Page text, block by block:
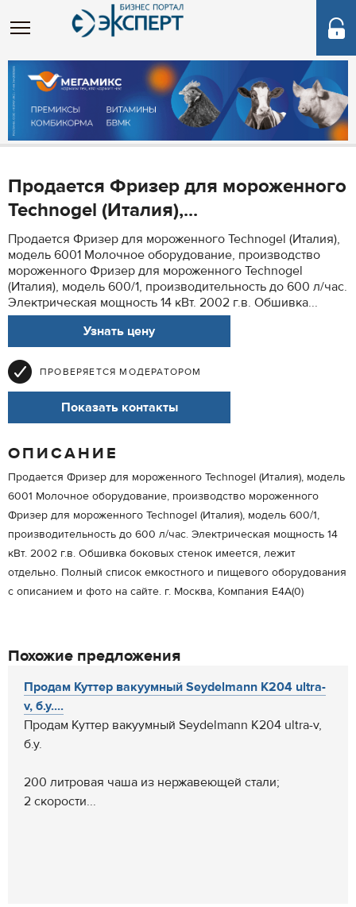
Продается Фризер для мороженного
Technogel (Италия),...
Продается Фризер для мороженного Technogel (Италия),
модель 6001 Молочное оборудование, производство
мороженного Фризер для мороженного Technogel
(Италия), модель 600/1, производительность до 600 л/час.
Электрическая мощность 14 кВт. 2002 г.в. Обшивка...
Узнать цену
ПРОВЕРЯЕТСЯ МОДЕРАТОРОМ
Показать контакты
ОПИСАНИЕ
Продается Фризер для мороженного Technogel (Италия), модель
6001 Молочное оборудование, производство мороженного
Фризер для мороженного Technogel (Италия), модель 600/1,
производительность до 600 л/час. Электрическая мощность 14
кВт. 2002 г.в. Обшивка боковых стенок имеется, лежит
отдельно. Полный список емкостного и пищевого оборудования
с описанием и фото на сайте. г. Москва, Компания Е4А(0)
Похожие предложения
Продам Куттер вакуумный Seydelmann K204 ultra-
v, б.у....
Продам Куттер вакуумный Seydelmann K204 ultra-v,
б.у.
200 литровая чаша из нержавеющей стали;
2 скорости...